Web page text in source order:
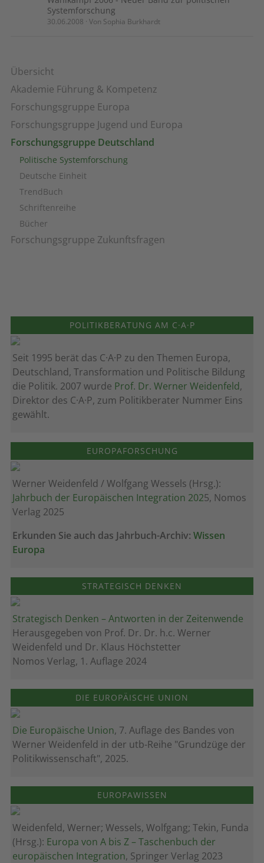
Übersicht
Akademie Führung & Kompetenz
Forschungsgruppe Europa
Forschungsgruppe Jugend und Europa
Forschungsgruppe Deutschland
Politische Systemforschung
Deutsche Einheit
TrendBuch
Schriftenreihe
Bücher
Forschungsgruppe Zukunftsfragen
Systemforschung
30.06.2008 · Von Sophia Burkhardt
POLITIKBERATUNG AM C·A·P
Seit 1995 berät das C·A·P zu den Themen Europa,
Deutschland, Transformation und Politische Bildung
die Politik. 2007 wurde Prof. Dr. Werner Weidenfeld,
Direktor des C·A·P, zum Politik­berater Nummer Eins
gewählt.
EUROPAFORSCHUNG
Werner Weidenfeld / Wolfgang Wessels (Hrsg.):
Jahrbuch der Europäischen Integration 2025, Nomos
Verlag 2025
Erkunden Sie auch das Jahrbuch-Archiv: Wissen
Europa
STRATEGISCH DENKEN
Strategisch Denken – Antworten in der Zeitenwende
Herausgegeben von Prof. Dr. Dr. h.c. Werner
Weidenfeld und Dr. Klaus Höchstetter
Nomos Verlag, 1. Auflage 2024
DIE EUROPÄISCHE UNION
Die Europäische Union, 7. Auflage des Bandes von
Werner Weidenfeld in der utb-Reihe "Grundzüge der
Politikwissenschaft", 2025.
EUROPAWISSEN
Weidenfeld, Werner; Wessels, Wolfgang; Tekin, Funda
(Hrsg.): Europa von A bis Z – Taschenbuch der
europäischen Integration, Springer Verlag 2023